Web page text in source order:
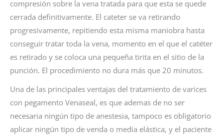
compresión sobre la vena tratada para que esta se quede
cerrada definitivamente. El cateter se va retirando
progresivamente, repitiendo esta misma maniobra hasta
conseguir tratar toda la vena, momento en el que el catéter
es retirado y se coloca una pequeña tirita en el sitio de la
punción. El procedimiento no dura más que 20 minutos.
Una de las principales ventajas del tratamiento de varices
con pegamento Venaseal, es que ademas de no ser
necesaria ningún tipo de anestesia, tampoco es obligatorio
aplicar ningún tipo de venda o media elástica, y el paciente